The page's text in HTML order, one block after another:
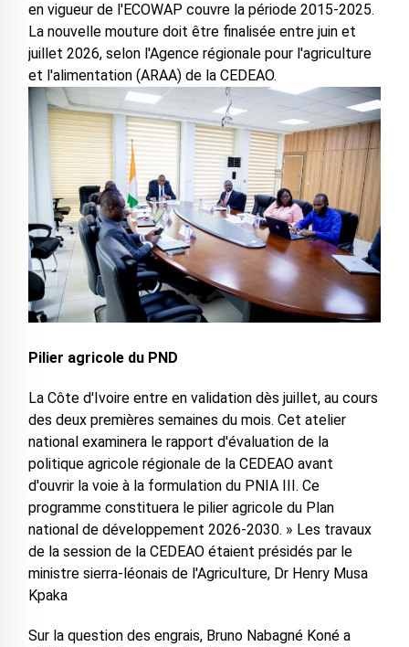
en vigueur de l'ECOWAP couvre la période 2015-2025.
La nouvelle mouture doit être finalisée entre juin et
juillet 2026, selon l'Agence régionale pour l'agriculture
et l'alimentation (ARAA) de la CEDEAO.
Pilier agricole du PND
La Côte d'Ivoire entre en validation dès juillet, au cours
des deux premières semaines du mois. Cet atelier
national examinera le rapport d'évaluation de la
politique agricole régionale de la CEDEAO avant
d'ouvrir la voie à la formulation du PNIA III. Ce
programme constituera le pilier agricole du Plan
national de développement 2026-2030. » Les travaux
de la session de la CEDEAO étaient présidés par le
ministre sierra-léonais de l'Agriculture, Dr Henry Musa
Kpaka
Sur la question des engrais, Bruno Nabagné Koné a